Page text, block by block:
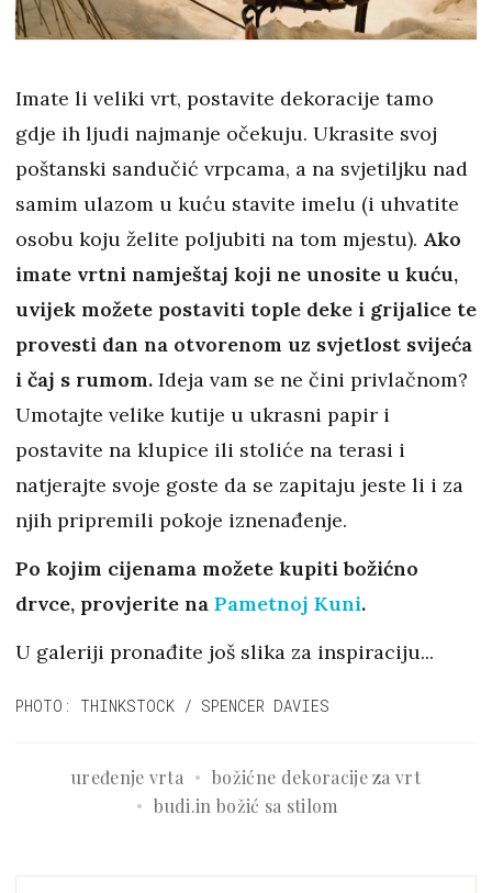
Imate li veliki vrt, postavite dekoracije tamo
gdje ih ljudi najmanje očekuju. Ukrasite svoj
poštanski sandučić vrpcama, a na svjetiljku nad
samim ulazom u kuću stavite imelu (i uhvatite
osobu koju želite poljubiti na tom mjestu). Ako
imate vrtni namještaj koji ne unosite u kuću,
uvijek možete postaviti tople deke i grijalice te
provesti dan na otvorenom uz svjetlost svijeća
i čaj s rumom. Ideja vam se ne čini privlačnom?
Umotajte velike kutije u ukrasni papir i
postavite na klupice ili stoliće na terasi i
natjerajte svoje goste da se zapitaju jeste li i za
njih pripremili pokoje iznenađenje.
Po kojim cijenama možete kupiti božićno
drvce, provjerite na Pametnoj Kuni.
U galeriji pronađite još slika za inspiraciju...
PHOTO: THINKSTOCK / SPENCER DAVIES
uređenje vrta
božićne dekoracije za vrt
budi.in božić sa stilom